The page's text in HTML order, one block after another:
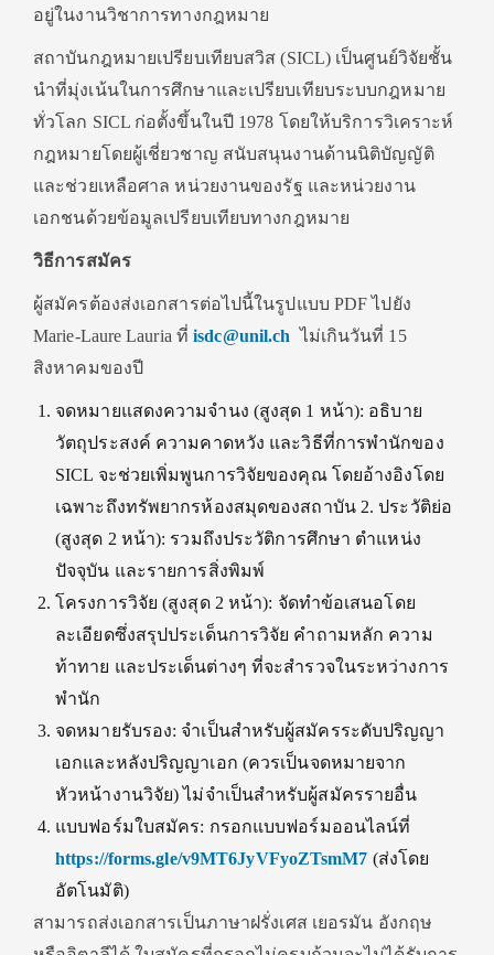
อยู่ในงานวิชาการทางกฎหมาย
สถาบันกฎหมายเปรียบเทียบสวิส (SICL) เป็นศูนย์วิจัยชั้น
นำที่มุ่งเน้นในการศึกษาและเปรียบเทียบระบบกฎหมาย
ทั่วโลก SICL ก่อตั้งขึ้นในปี 1978 โดยให้บริการวิเคราะห์
กฎหมายโดยผู้เชี่ยวชาญ สนับสนุนงานด้านนิติบัญญัติ
และช่วยเหลือศาล หน่วยงานของรัฐ และหน่วยงาน
เอกชนด้วยข้อมูลเปรียบเทียบทางกฎหมาย
วิธีการสมัคร
ผู้สมัครต้องส่งเอกสารต่อไปนี้ในรูปแบบ PDF ไปยัง
Marie-Laure Lauria ที่isdc@unil.ch ไม่เกินวันที่ 15
สิงหาคมของปี
จดหมายแสดงความจำนง (สูงสุด 1 หน้า): อธิบาย
วัตถุประสงค์ ความคาดหวัง และวิธีที่การพำนักของ
SICL จะช่วยเพิ่มพูนการวิจัยของคุณ โดยอ้างอิงโดย
เฉพาะถึงทรัพยากรห้องสมุดของสถาบัน 2. ประวัติย่อ
(สูงสุด 2 หน้า): รวมถึงประวัติการศึกษา ตำแหน่ง
ปัจจุบัน และรายการสิ่งพิมพ์
โครงการวิจัย (สูงสุด 2 หน้า): จัดทำข้อเสนอโดย
ละเอียดซึ่งสรุปประเด็นการวิจัย คำถามหลัก ความ
ท้าทาย และประเด็นต่างๆ ที่จะสำรวจในระหว่างการ
พำนัก
จดหมายรับรอง: จำเป็นสำหรับผู้สมัครระดับปริญญา
เอกและหลังปริญญาเอก (ควรเป็นจดหมายจาก
หัวหน้างานวิจัย) ไม่จำเป็นสำหรับผู้สมัครรายอื่น
แบบฟอร์มใบสมัคร: กรอกแบบฟอร์มออนไลน์ที่
https://forms.gle/v9MT6JyVFyoZTsmM7 (ส่งโดย
อัตโนมัติ)
สามารถส่งเอกสารเป็นภาษาฝรั่งเศส เยอรมัน อังกฤษ